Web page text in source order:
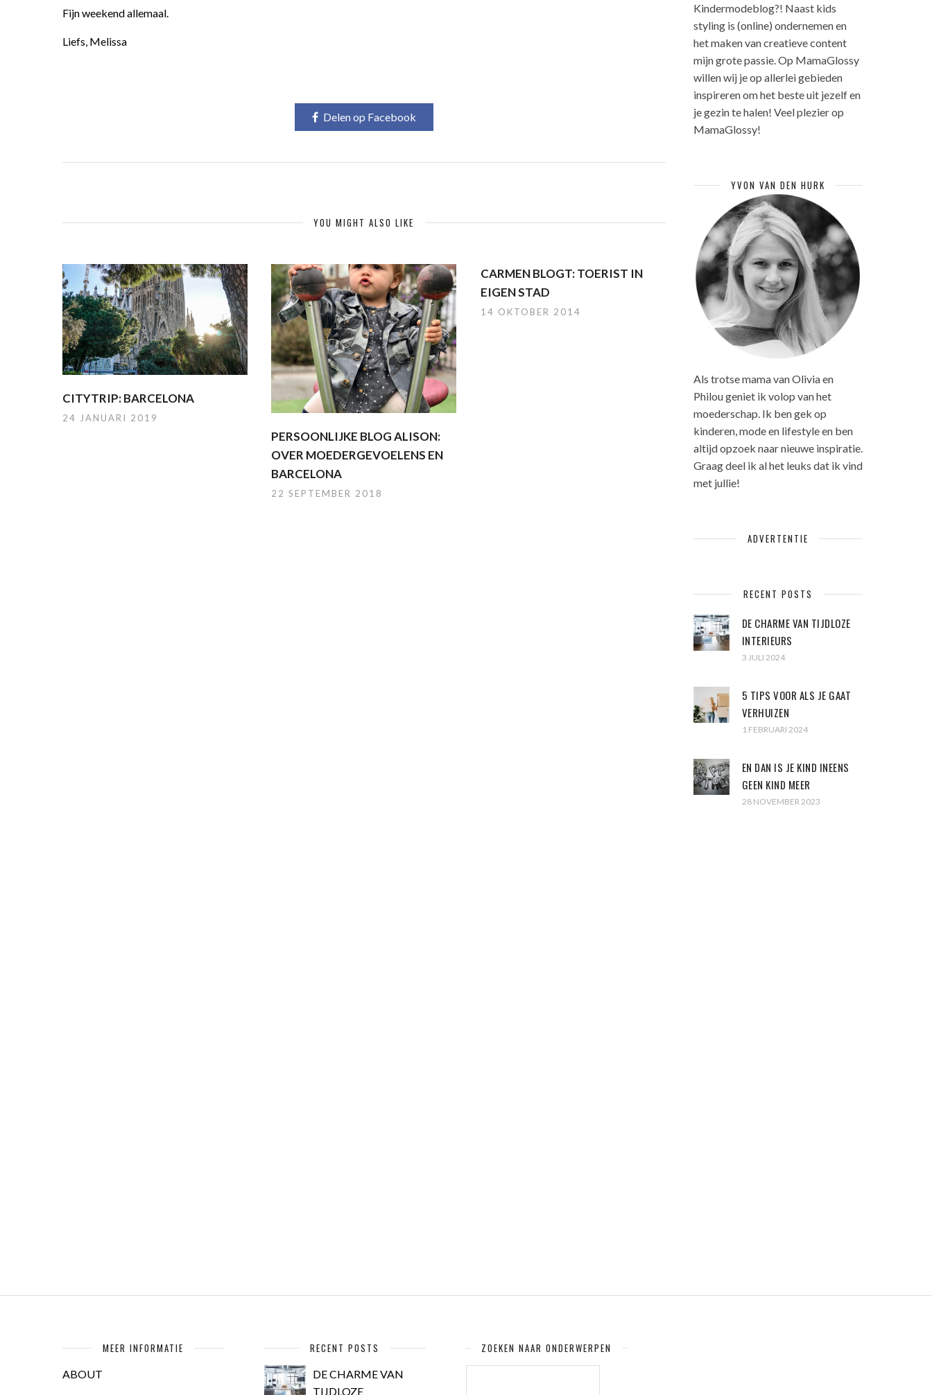
Fijn weekend allemaal.
Liefs, Melissa
Delen op Facebook
YOU MIGHT ALSO LIKE
CITYTRIP: BARCELONA
24 JANUARI 2019
PERSOONLIJKE BLOG ALISON:
OVER MOEDERGEVOELENS EN
BARCELONA
22 SEPTEMBER 2018
CARMEN BLOGT: TOERIST IN
EIGEN STAD
14 OKTOBER 2014
Kindermodeblog?! Naast kids
styling is (online) ondernemen en
het maken van creatieve content
mijn grote passie. Op MamaGlossy
willen wij je op allerlei gebieden
inspireren om het beste uit jezelf en
je gezin te halen! Veel plezier op
MamaGlossy!
YVON VAN DEN HURK
Als trotse mama van Olivia en
Philou geniet ik volop van het
moederschap. Ik ben gek op
kinderen, mode en lifestyle en ben
altijd opzoek naar nieuwe inspiratie.
Graag deel ik al het leuks dat ik vind
met jullie!
ADVERTENTIE
RECENT POSTS
DE CHARME VAN TIJDLOZE
INTERIEURS
3 JULI 2024
5 TIPS VOOR ALS JE GAAT
VERHUIZEN
1 FEBRUARI 2024
EN DAN IS JE KIND INEENS
GEEN KIND MEER
28 NOVEMBER 2023
MEER INFORMATIE
ABOUT
RECENT POSTS
DE CHARME VAN
TIJDLOZE
ZOEKEN NAAR ONDERWERPEN